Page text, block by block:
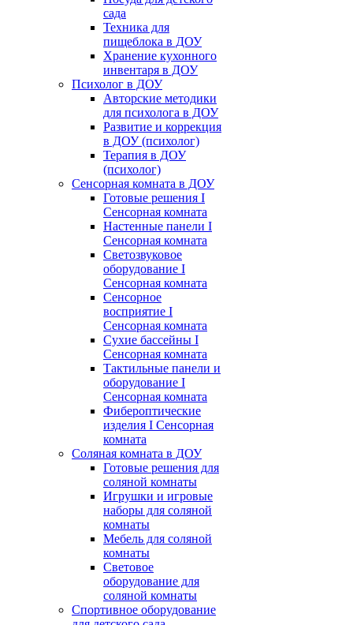
сада
Техника для
пищеблока в ДОУ
Хранение кухонного
инвентаря в ДОУ
Психолог в ДОУ
Авторские методики
для психолога в ДОУ
Развитие и коррекция
в ДОУ (психолог)
Терапия в ДОУ
(психолог)
Сенсорная комната в ДОУ
Готовые решения I
Сенсорная комната
Настенные панели I
Сенсорная комната
Светозвуковое
оборудование I
Сенсорная комната
Сенсорное
восприятие I
Сенсорная комната
Сухие бассейны I
Сенсорная комната
Тактильные панели и
оборудование I
Сенсорная комната
Фибероптические
изделия I Сенсорная
комната
Соляная комната в ДОУ
Готовые решения для
соляной комнаты
Игрушки и игровые
наборы для соляной
комнаты
Мебель для соляной
комнаты
Световое
оборудование для
соляной комнаты
Спортивное оборудование